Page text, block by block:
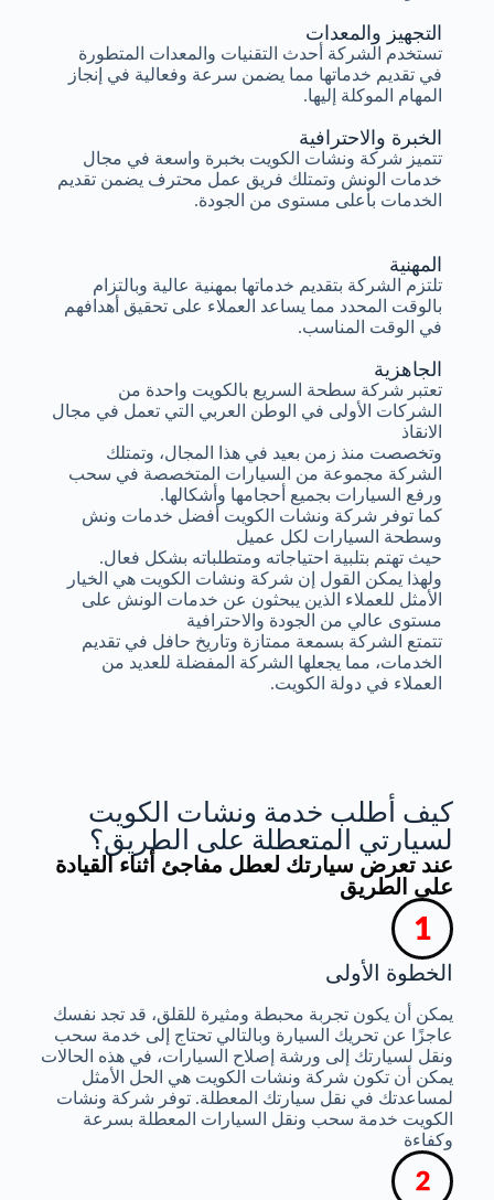
الخبرة والاحترافية
تتميز شركة ونشات الكويت بخبرة واسعة في مجال
خدمات الونش وتمتلك فريق عمل محترف يضمن تقديم
الخدمات بأعلى مستوى من الجودة.
التجهيز والمعدات
تستخدم الشركة أحدث التقنيات والمعدات المتطورة
في تقديم خدماتها مما يضمن سرعة وفعالية في إنجاز
المهام الموكلة إليها.
المهنية
تلتزم الشركة بتقديم خدماتها بمهنية عالية وبالتزام
بالوقت المحدد مما يساعد العملاء على تحقيق أهدافهم
في الوقت المناسب.
الجاهزية
تعتبر شركة سطحة السريع بالكويت واحدة من
الشركات الأولى في الوطن العربي التي تعمل في مجال
الانقاذ
وتخصصت منذ زمن بعيد في هذا المجال، وتمتلك
الشركة مجموعة من السيارات المتخصصة في سحب
ورفع السيارات بجميع أحجامها وأشكالها.
كما توفر شركة ونشات الكويت أفضل خدمات ونش
وسطحة السيارات لكل عميل
حيث تهتم بتلبية احتياجاته ومتطلباته بشكل فعال.
ولهذا يمكن القول إن شركة ونشات الكويت هي الخيار
الأمثل للعملاء الذين يبحثون عن خدمات الونش على
مستوى عالي من الجودة والاحترافية
تتمتع الشركة بسمعة ممتازة وتاريخ حافل في تقديم
الخدمات، مما يجعلها الشركة المفضلة للعديد من
العملاء في دولة الكويت.
كيف أطلب خدمة ونشات الكويت
لسيارتي المتعطلة على الطريق؟
عند تعرض سيارتك لعطل مفاجئ أثناء القيادة
على الطريق
الخطوة الأولى
يمكن أن يكون تجربة محبطة ومثيرة للقلق، قد تجد نفسك
عاجزًا عن تحريك السيارة وبالتالي تحتاج إلى خدمة سحب
ونقل لسيارتك إلى ورشة إصلاح السيارات، في هذه الحالات
يمكن أن تكون شركة ونشات الكويت هي الحل الأمثل
لمساعدتك في نقل سيارتك المعطلة. توفر شركة ونشات
الكويت خدمة سحب ونقل السيارات المعطلة بسرعة
وكفاءة